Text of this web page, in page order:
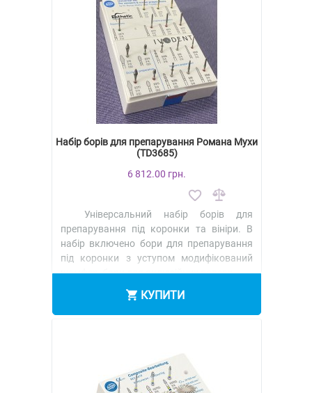
Набір борів для препарування Романа Мухи
(TD3685)
6 812.00 грн.
Універсальний набір борів для
препарування під коронки та вініри. В
набір включено бори для препарування
під коронки з уступом модифікований
шамфер, бори для оклюзійних поверх..
КУПИТИ